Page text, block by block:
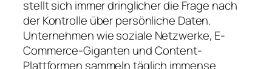
stellt sich immer dringlicher die Frage nach
der Kontrolle über persönliche Daten.
Unternehmen wie soziale Netzwerke, E-
Commerce-Giganten und Content-
Plattformen sammeln täglich immense